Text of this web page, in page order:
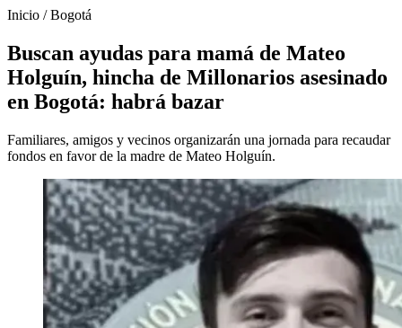
Inicio /Bogotá
Buscan ayudas para mamá de Mateo
Holguín, hincha de Millonarios asesinado
en Bogotá: habrá bazar
Familiares, amigos y vecinos organizarán una jornada para recaudar
fondos en favor de la madre de Mateo Holguín.